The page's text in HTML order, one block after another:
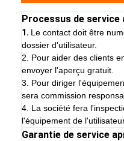
Processus de service
1. Le contact doit être
dossier d'utilisateur.
2. Pour aider des clients
envoyer l'aperçu gratuit.
3. Pour diriger
sera commission
4. La société fera
l'équipement de
Garantie de service